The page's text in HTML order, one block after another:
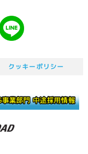
クッキーポリシー